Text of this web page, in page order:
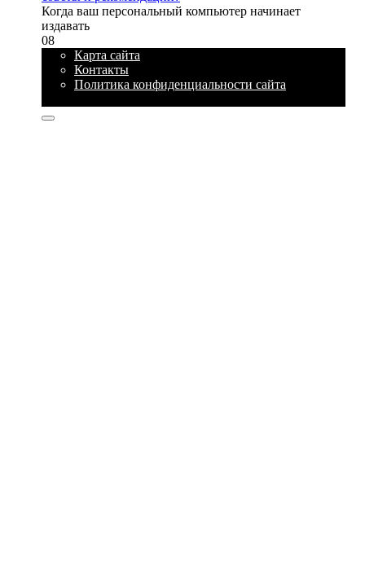
Когда ваш персональный компьютер начинает
издавать
08
Карта сайта
Контакты
Политика конфиденциальности сайта